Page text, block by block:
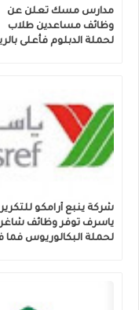
مدارس مسك تعلن عن
وظائف مساعدين طلاب
لحملة الدبلوم فأعلى
شركة ينبع أرامكو للتكرير |
ياسرف توفر وظائف
لحملة البكالوريوس فما